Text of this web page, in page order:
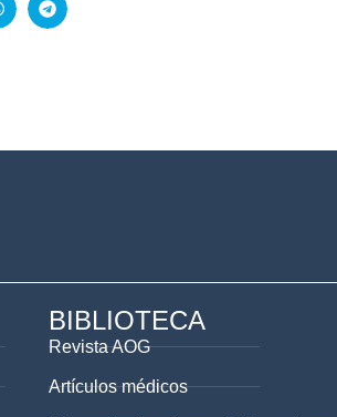
BIBLIOTECA
Revista AOG
Artículos médicos